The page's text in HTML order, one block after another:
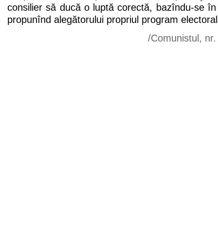
consilier să ducă o luptă corectă, bazîndu-se
propunînd alegătorului propriul program
/Comunistul,